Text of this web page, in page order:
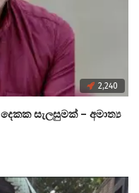
2,240
සැලසුමක් – අමාත්‍ය